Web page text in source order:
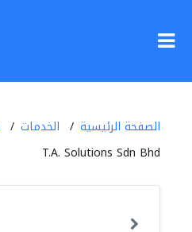
الصفحة الرئيسية الخدمات
T.A. Solutions Sdn Bhd